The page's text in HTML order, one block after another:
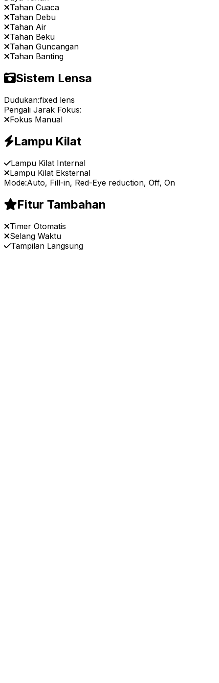
Tahan Cuaca
Tahan Debu
Tahan Air
Tahan Beku
Tahan Guncangan
Tahan Banting
Sistem Lensa
Dudukan:fixed lens
Pengali Jarak Fokus:
Fokus Manual
Lampu Kilat
Lampu Kilat Internal
Lampu Kilat Eksternal
Mode:Auto, Fill-in, Red-Eye reduction, Off, On
Fitur Tambahan
Timer Otomatis
Selang Waktu
Tampilan Langsung